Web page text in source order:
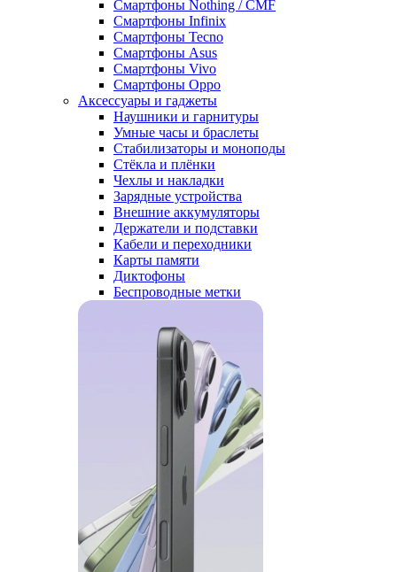
Смартфоны Nothing / CMF
Смартфоны Infinix
Смартфоны Tecno
Смартфоны Asus
Смартфоны Vivo
Смартфоны Oppo
Аксессуары и гаджеты
Наушники и гарнитуры
Умные часы и браслеты
Стабилизаторы и моноподы
Стёкла и плёнки
Чехлы и накладки
Зарядные устройства
Внешние аккумуляторы
Держатели и подставки
Кабели и переходники
Карты памяти
Диктофоны
Беспроводные метки